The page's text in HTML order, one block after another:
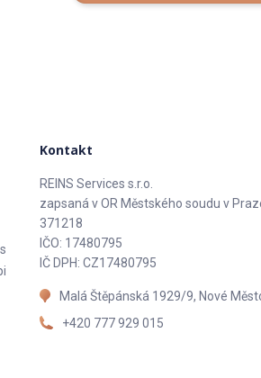
Kontakt
REINS Services s.r.o.
zapsaná v OR Městského soudu v
371218
IČO: 17480795
IČ DPH: CZ17480795
Malá Štěpánská 1929/9, Nové
+420 777 929 015